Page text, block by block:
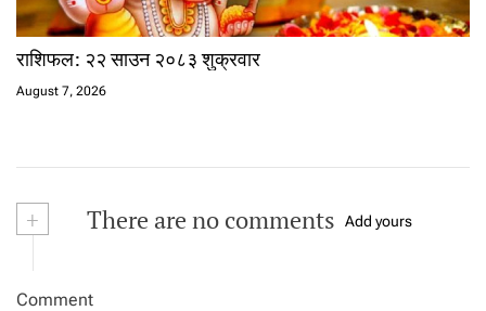
राशिफल: २२ साउन २०८३ शुक्रवार
August 7, 2026
+ There are no comments Add yours
Comment